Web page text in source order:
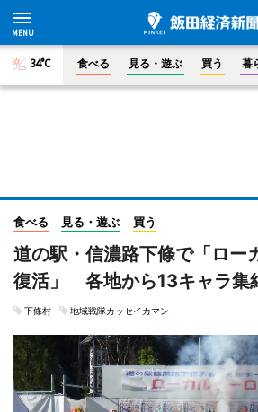
34°C 食べる 見る・遊ぶ 買う 暮
食べる 見る・遊ぶ 買う
道の駅・信濃路下條で「ロー
復活」 各地から13キャラ集
下條村 地域戦隊カッセイカマン